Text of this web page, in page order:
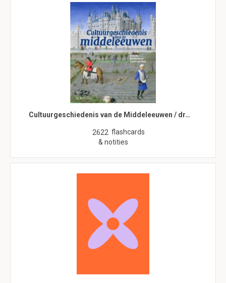
Cultuurgeschiedenis van de Middeleeuwen / dr…
2622 flashcards
& notities